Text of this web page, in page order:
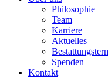
Philosophie
Team
Karriere
Aktuelles
Spenden
Kontakt